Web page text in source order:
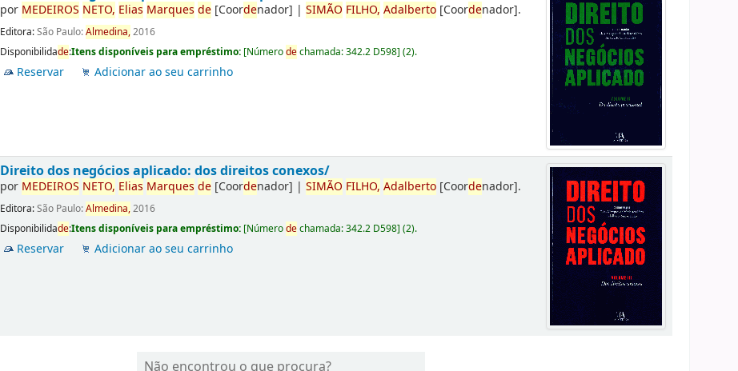
por MEDEIROS NETO, Elias Marques de [Coordenador] |SIMÃO FILHO, Adalberto [Coordenador].
Editora:São Paulo:Almedina,2016
Disponibilidade:Itens disponíveis para empréstimo: [Númerodechamada:342.2 D598](2).
Reservar Adicionar ao seu carrinho
Direito dos negócios aplicado: dos direitos conexos/
por MEDEIROS NETO, Elias Marques de [Coordenador] |SIMÃO FILHO, Adalberto [Coordenador].
Editora:São Paulo:Almedina,2016
Disponibilidade:Itens disponíveis para empréstimo: [Númerodechamada:342.2 D598](2).
Reservar Adicionar ao seu carrinho